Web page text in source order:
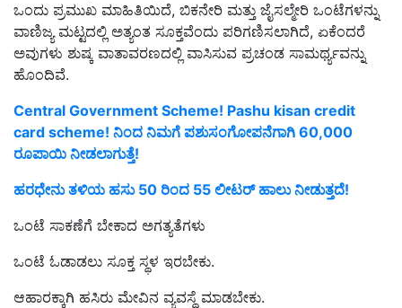
ಒಂದು ಪ್ರಮುಖ ಮಾಹಿತಿಯಿದೆ, ಬಿಕನೇರಿ ಮತ್ತು ಜೈಸಲ್ಮೇರಿ ಒಂಟೆಗಳನ್ನು
ವಾಣಿಜ್ಯ ಮಟ್ಟದಲ್ಲಿ ಅತ್ಯಂತ ಸೂಕ್ತವೆಂದು ಪರಿಗಣಿಸಲಾಗಿದೆ, ಏಕೆಂದರೆ
ಅವುಗಳು ಶುಷ್ಕ ವಾತಾವರಣದಲ್ಲಿ ವಾಸಿಸುವ ಪ್ರಚಂಡ ಸಾಮರ್ಥ್ಯವನ್ನು
ಹೊಂದಿವೆ.
Central Government Scheme! Pashu kisan credit
card scheme! ನಿಂದ ನಿಮಗೆ ಪಶುಸಂಗೋಪನೆಗಾಗಿ 60,000
ರೂಪಾಯಿ ನೀಡಲಾಗುತ್ತೆ!
ಹರಧೇನು ತಳಿಯ ಹಸು 50 ರಿಂದ 55 ಲೀಟರ್ ಹಾಲು ನೀಡುತ್ತದೆ!
ಒಂಟೆ ಸಾಕಣೆಗೆ ಬೇಕಾದ ಅಗತ್ಯತೆಗಳು
ಒಂಟೆ ಓಡಾಡಲು ಸೂಕ್ತ ಸ್ಥಳ ಇರಬೇಕು.
ಆಹಾರಕ್ಕಾಗಿ ಹಸಿರು ಮೇವಿನ ವ್ಯವಸ್ಥೆ ಮಾಡಬೇಕು.